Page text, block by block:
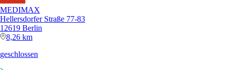
MEDIMAX
Hellersdorfer Straße 77-83
12619 Berlin
8,26 km
geschlossen